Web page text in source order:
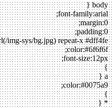
body {
font-family:arial;
margin:0;
padding:0;
img-sys/bg.jpg) repeat-x #dff4fe;
color:#6f6f6f;
font-size:12px;
}
a {
color:#0075a9;
}
* {